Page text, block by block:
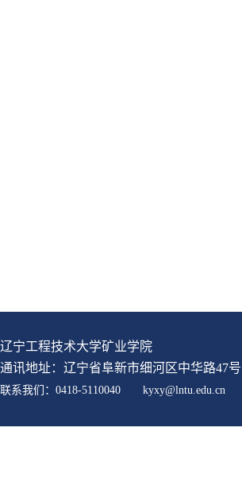
辽宁工程技术大学矿业学院
通讯地址：辽宁省阜新市细河区中华路47号
联系我们：0418-5110040
kyxy@lntu .edu.cn